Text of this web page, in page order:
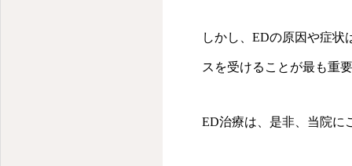
しかし、EDの原因や症状
スを受けることが最も重要
ED治療は、是非、当院に